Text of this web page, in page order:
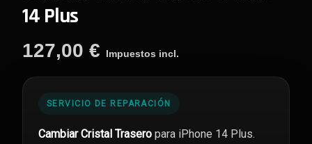
14 Plus
127,00 € Impuestos incl.
SERVICIO DE REPARACIÓN
Cambiar Cristal Trasero para iPhone 14 Plus.